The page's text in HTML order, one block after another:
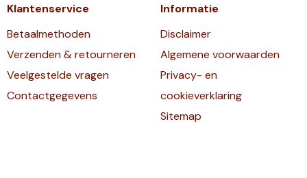
Klantenservice
Betaalmethoden
Verzenden & retourneren
Veelgestelde vragen
Contactgegevens
Informatie
Disclaimer
Algemene voorwaarden
Privacy- en
cookieverklaring
Sitemap